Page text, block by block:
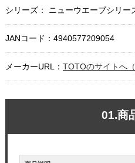
シリーズ： ニューウエーブシリー
JANコード：4940577209054
メーカーURL： TOTOのサイトへ
01.商